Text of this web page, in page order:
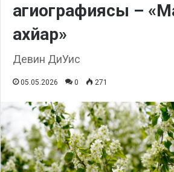
агиографиясы –
ахйар»
Девин ДиУис
05.05.2026 0 271